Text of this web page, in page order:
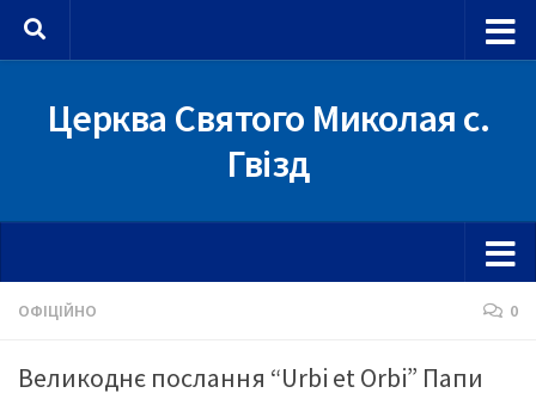
Skip to content
Церква Святого Миколая с.
Гвізд
ОФІЦІЙНО 0
Великоднє послання “Urbi et Orbi” Папи